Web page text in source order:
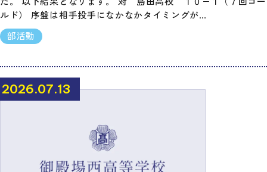
ルド） 序盤は相手投手になかなかタイミングが…
部活動
2026.07.13